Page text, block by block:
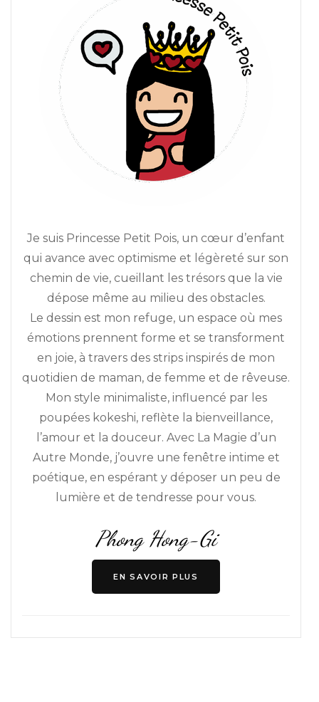
Je suis Princesse Petit Pois, un cœur d’enfant
qui avance avec optimisme et légèreté sur son
chemin de vie, cueillant les trésors que la vie
dépose même au milieu des obstacles.
Le dessin est mon refuge, un espace où mes
émotions prennent forme et se transforment
en joie, à travers des strips inspirés de mon
quotidien de maman, de femme et de rêveuse.
Mon style minimaliste, influencé par les
poupées kokeshi, reflète la bienveillance,
l’amour et la douceur. Avec La Magie d’un
Autre Monde, j’ouvre une fenêtre intime et
poétique, en espérant y déposer un peu de
lumière et de tendresse pour vous.
Phong Hong-Gi
EN SAVOIR PLUS